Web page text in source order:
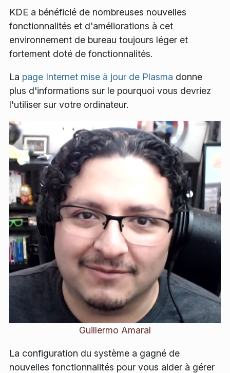
KDE a bénéficié de nombreuses nouvelles
fonctionnalités et d'améliorations à cet
environnement de bureau toujours léger et
fortement doté de fonctionnalités.
La page Internet mise à jour de Plasma donne
plus d'informations sur le pourquoi vous devriez
l'utiliser sur votre ordinateur.
Guillermo Amaral
La configuration du système a gagné de
nouvelles fonctionnalités pour vous aider à gérer